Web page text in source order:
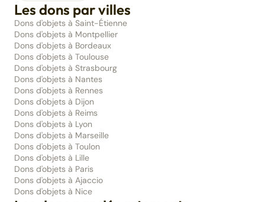
Les dons par villes
Dons d'objets à Saint-Étienne
Dons d'objets à Montpellier
Dons d'objets à Bordeaux
Dons d'objets à Toulouse
Dons d'objets à Strasbourg
Dons d'objets à Nantes
Dons d'objets à Rennes
Dons d'objets à Dijon
Dons d'objets à Reims
Dons d'objets à Lyon
Dons d'objets à Marseille
Dons d'objets à Toulon
Dons d'objets à Lille
Dons d'objets à Paris
Dons d'objets à Ajaccio
Dons d'objets à Nice